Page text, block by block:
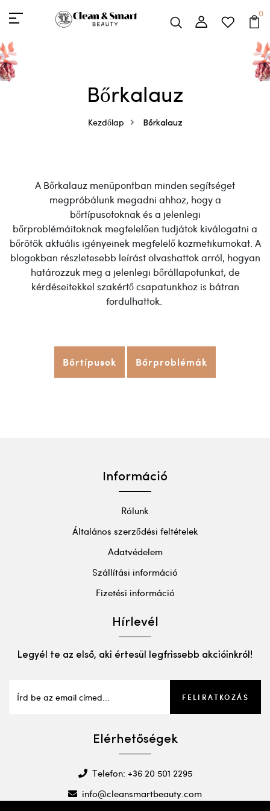
0
Bőrkalauz
Kezdőlap Bőrkalauz
A Bőrkalauz menüpontban minden segítséget
megpróbálunk megadni ahhoz, hogy a
bőrtípusotoknak és a jelenlegi
bőrproblémáitoknak megfelelően tudjátok kiválogatni a
bőrötök aktuális igényeinek megfelelő kozmetikumokat. A
blogokban részletesebb leírást olvashattok arról, hogyan
határozzuk meg a jelenlegi bőrállapotunkat, de
kérdéseitekkel szakértő csapatunkhoz is bátran
fordulhattok.
Bőrtípusok Bőrproblémák
Információ
Rólunk
Általános szerződési feltételek
Adatvédelem
Szállítási információ
Fizetési információ
Hírlevél
Legyél te az első, aki értesül legfrissebb akcióinkról!
FELIRATKOZÁS
Elérhetőségek
Telefon: +36 20 501 2295
info@cleansmartbeauty.com